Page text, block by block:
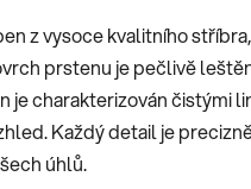
z vysoce kvalitního
prstenu je pečlivě
je charakterizován čistými
Každý detail je
úhlů.